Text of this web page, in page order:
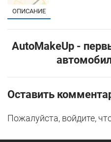
ОПИСАНИЕ
AutoMakeUp -
Оставить
Пожалуйста, войдите,